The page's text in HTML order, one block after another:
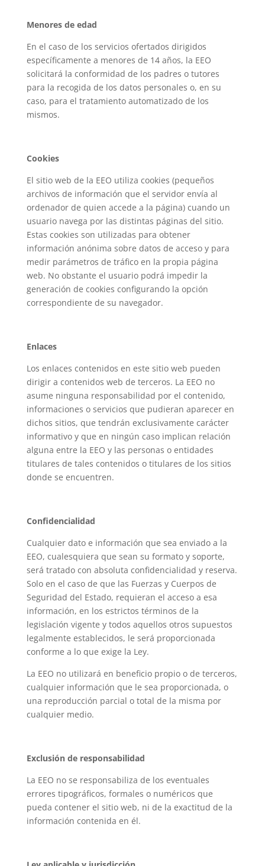
Menores de edad
En el caso de los servicios ofertados dirigidos
específicamente a menores de 14 años, la EEO
solicitará la conformidad de los padres o tutores
para la recogida de los datos personales o, en su
caso, para el tratamiento automatizado de los
mismos.
Cookies
El sitio web de la EEO utiliza cookies (pequeños
archivos de información que el servidor envía al
ordenador de quien accede a la página) cuando un
usuario navega por las distintas páginas del sitio.
Estas cookies son utilizadas para obtener
información anónima sobre datos de acceso y para
medir parámetros de tráfico en la propia página
web. No obstante el usuario podrá impedir la
generación de cookies configurando la opción
correspondiente de su navegador.
Enlaces
Los enlaces contenidos en este sitio web pueden
dirigir a contenidos web de terceros. La EEO no
asume ninguna responsabilidad por el contenido,
informaciones o servicios que pudieran aparecer en
dichos sitios, que tendrán exclusivamente carácter
informativo y que en ningún caso implican relación
alguna entre la EEO y las personas o entidades
titulares de tales contenidos o titulares de los sitios
donde se encuentren.
Confidencialidad
Cualquier dato e información que sea enviado a la
EEO, cualesquiera que sean su formato y soporte,
será tratado con absoluta confidencialidad y reserva.
Solo en el caso de que las Fuerzas y Cuerpos de
Seguridad del Estado, requieran el acceso a esa
información, en los estrictos términos de la
legislación vigente y todos aquellos otros supuestos
legalmente establecidos, le será proporcionada
conforme a lo que exige la Ley.
La EEO no utilizará en beneficio propio o de terceros,
cualquier información que le sea proporcionada, o
una reproducción parcial o total de la misma por
cualquier medio.
Exclusión de responsabilidad
La EEO no se responsabiliza de los eventuales
errores tipográficos, formales o numéricos que
pueda contener el sitio web, ni de la exactitud de la
información contenida en él.